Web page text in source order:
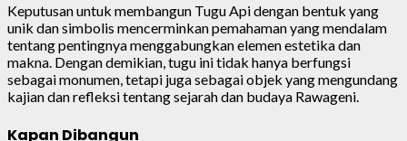
Keputusan untuk membangun Tugu Api dengan bentuk yang
unik dan simbolis mencerminkan pemahaman yang mendalam
tentang pentingnya menggabungkan elemen estetika dan
makna. Dengan demikian, tugu ini tidak hanya berfungsi
sebagai monumen, tetapi juga sebagai objek yang mengundang
kajian dan refleksi tentang sejarah dan budaya Rawageni.
Kapan Dibangun